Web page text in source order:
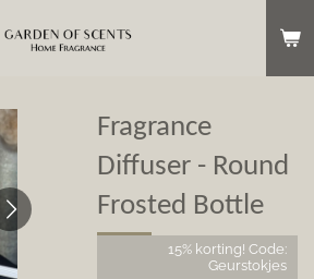
Fragrance
Diffuser - Round
Frosted Bottle
15% korting! Code:
Geurstokjes